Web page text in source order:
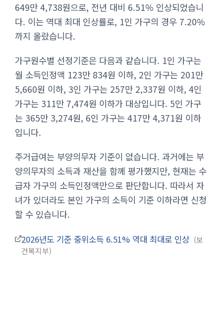
649만 4,738원으로, 전년 대비 6.51% 인상되었습니
다. 이는 역대 최대 인상률로, 1인 가구의 경우 7.20%
까지 올랐습니다.
가구원수별 선정기준은 다음과 같습니다. 1인 가구는
월 소득인정액 123만 834원 이하, 2인 가구는 201만
5,660원 이하, 3인 가구는 257만 2,337원 이하, 4인
가구는 311만 7,474원 이하가 대상입니다. 5인 가구
는 365만 3,274원, 6인 가구는 417만 4,371원 이하
입니다.
주거급여는 부양의무자 기준이 없습니다. 과거에는 부
양의무자의 소득과 재산을 함께 평가했지만, 현재는 수
급자 가구의 소득인정액만으로 판단합니다. 따라서 자
녀가 있더라도 본인 가구의 소득이 기준 이하라면 신청
할 수 있습니다.
2026년도 기준 중위소득 6.51% 역대 최대로 인상
보
건복지부